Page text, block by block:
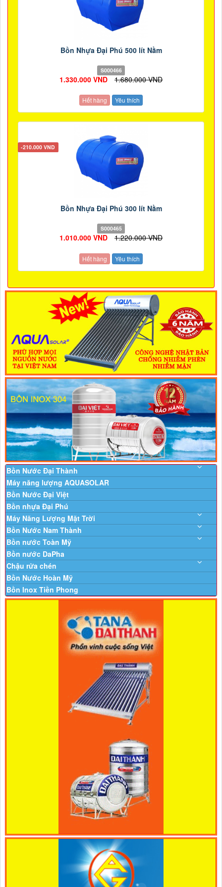
Bồn Nhựa Đại Phú 500 lít Nằm
S000466
1.330.000 VND 1.680.000 VND
Hết hàng Yêu thích
-210.000 VND
Bồn Nhựa Đại Phú 300 lít Nằm
S000465
1.010.000 VND 1.220.000 VND
Hết hàng Yêu thích
Bồn Nước Đại Thành
Máy năng lượng AQUASOLAR
Bồn Nước Đại Việt
Bồn nhựa Đại Phú
Máy Năng Lượng Mặt Trời
Bồn Nước Nam Thành
Bồn nước Toàn Mỹ
Bồn nước DaPha
Chậu rửa chén
Bồn Nước Hoàn Mỹ
Bồn Inox Tiền Phong